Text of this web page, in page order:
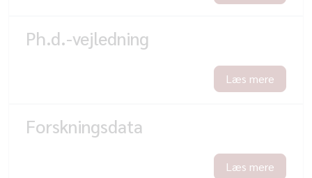
Ph.d.-vejledning
Læs mere
Forskningsdata
Læs mere